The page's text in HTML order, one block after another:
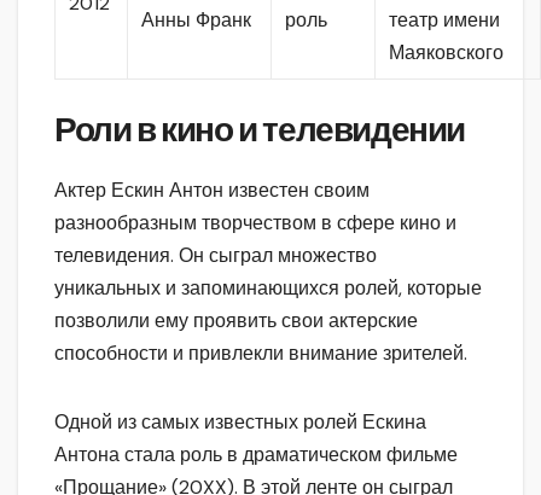
Анны Франк
роль
театр имени
Маяковского
Роли в кино и телевидении
Актер Ескин Антон известен своим
разнообразным творчеством в сфере кино и
телевидения. Он сыграл множество
уникальных и запоминающихся ролей, которые
позволили ему проявить свои актерские
способности и привлекли внимание зрителей.
Одной из самых известных ролей Ескина
Антона стала роль в драматическом фильме
«Прощание» (20XX). В этой ленте он сыграл